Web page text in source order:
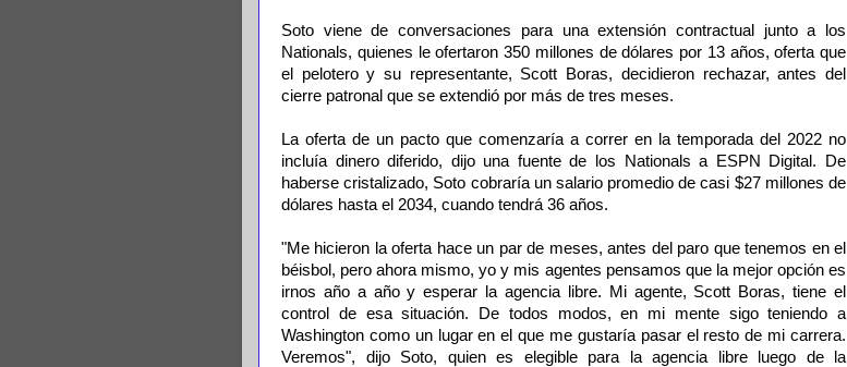
Soto viene de conversaciones para una extensión contractual junto a los
Nationals, quienes le ofertaron 350 millones de dólares por 13 años, oferta que
el pelotero y su representante, Scott Boras, decidieron rechazar, antes del
cierre patronal que se extendió por más de tres meses.
La oferta de un pacto que comenzaría a correr en la temporada del 2022 no
incluía dinero diferido, dijo una fuente de los Nationals a ESPN Digital. De
haberse cristalizado, Soto cobraría un salario promedio de casi $27 millones de
dólares hasta el 2034, cuando tendrá 36 años.
"Me hicieron la oferta hace un par de meses, antes del paro que tenemos en el
béisbol, pero ahora mismo, yo y mis agentes pensamos que la mejor opción es
irnos año a año y esperar la agencia libre. Mi agente, Scott Boras, tiene el
control de esa situación. De todos modos, en mi mente sigo teniendo a
Washington como un lugar en el que me gustaría pasar el resto de mi carrera.
Veremos", dijo Soto, quien es elegible para la agencia libre luego de la